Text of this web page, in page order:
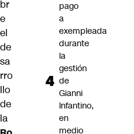
br
e
el
de
sa
rro
llo
de
la
pago
a
exempleada
durante
la
gestión
de
Gianni
Infantino,
en
medio